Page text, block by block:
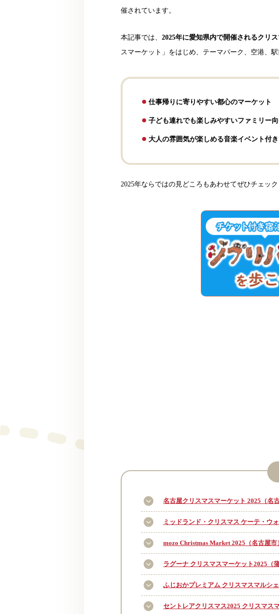
催されています。
本記事では、 2025年に愛知県内で開催されるクリ
スマーケット」をはじめ、テーマパーク、空港、
仕事帰りに寄りやすい都心のマーケット
子ども連れでも楽しみやすいファミリー
大人の雰囲気が楽しめる音楽イベント付
2025年ならではの見どころもあわせてぜひチェック
名古屋クリスマスマーケット 2025（名
ミッドランド・クリスマス ケーテ・ウ
mozo Christmas Market 2025（名古屋市
ラグーナ クリスマスマーケット2025（
ふじおかプレミアム クリスマスマルシ
セントレアクリスマス2025 クリスマス